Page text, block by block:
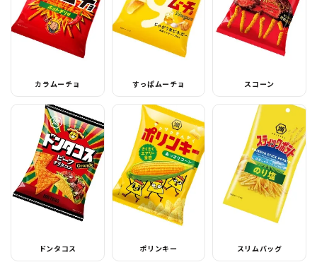
カラムーチョ すっぱムーチョ スコーン
ドンタコス ポリンキー スリムバッグ